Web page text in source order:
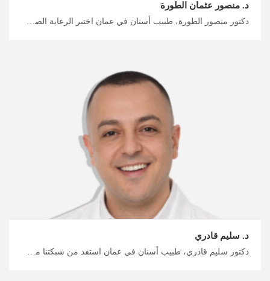
د. منصور عثمان الطورة
دكتور منصور الطورة، طبيب أسنان في عمان اختبر الرعاية الصحية ذات المستوى العالمي في الأردن مع ميدكس، حلول طب الأسنان التجميلي في الأردن لابتسامة واثقة مع أمهر الأطباء، خطط لرحلتك العلاجية معنا
د. سليم قادري
دكتور سليم قادري، طبيب أسنان في عمان استفد من شبكتنا من الأطباء والمستشفيات في الأردن، اعثر على أفضل أخصائي تقويم أسنان في الأردن من خلال خدماتنا، خطط لرحلتك العلاجية والاستشفائية مع ميدكس الأردن